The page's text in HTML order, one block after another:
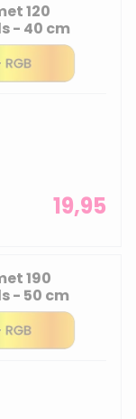
120
- 40 cm
19,95
190
- 50 cm